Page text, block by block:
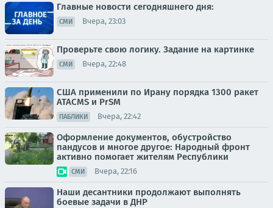
Главные новости сегодняшнего дня:
СМИ Вчера, 23:03
Проверьте свою логику. Задание на картинке
СМИ Вчера, 22:48
США применили по Ирану порядка 1300 ракет
ATACMS и PrSM
ПАБЛИКИ Вчера, 22:42
Оформление документов, обустройство
пандусов и многое другое: Народный фронт
активно помогает жителям Республики
СМИ Вчера, 22:16
Наши десантники продолжают выполнять
боевые задачи в ДНР